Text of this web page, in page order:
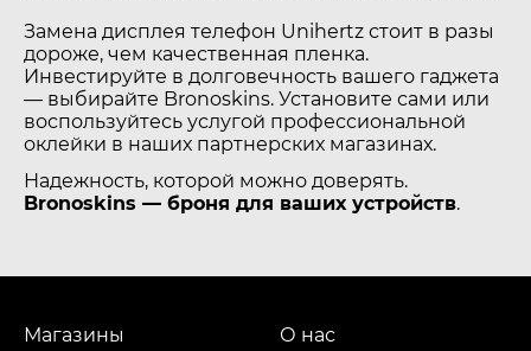
Замена дисплея телефон Unihertz стоит в разы
дороже, чем качественная пленка.
Инвестируйте в долговечность вашего гаджета
— выбирайте Bronoskins. Установите сами или
воспользуйтесь услугой профессиональной
оклейки в наших партнерских магазинах.
Надежность, которой можно доверять.
Bronoskins — броня для ваших устройств.
Магазины О нас